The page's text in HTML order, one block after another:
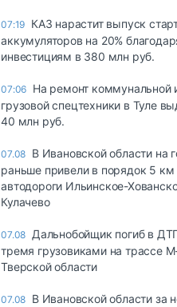
07:19 КАЗ нарастит выпуск
аккумуляторов на 20%
инвестициям в 380 млн руб.
07:06 На ремонт коммунальной
грузовой спецтехники в Туле
40 млн руб.
07.08 В Ивановской области на
раньше привели в порядок 5 км
автодороги Ильинское-
Кулачево
07.08 Дальнобойщик погиб в
тремя грузовиками на трассе
Тверской области
07.08 В Ивановской области за